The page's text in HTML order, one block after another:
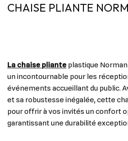
CHAISE PLIANTE
La chaise pliante plastique
un incontournable pour les
événements accueillant du public.
et sa robustesse inégalée, cette
pour offrir à vos invités un confort
garantissant une durabilité